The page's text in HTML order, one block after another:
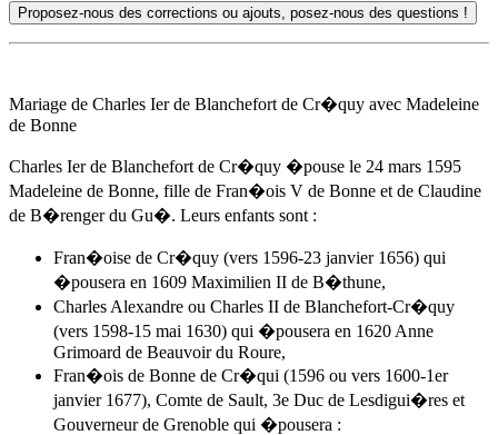
Mariage de Charles Ier de Blanchefort de Cr�quy avec Madeleine
de Bonne
Charles Ier de Blanchefort de Cr�quy �pouse le 24 mars 1595
Madeleine de Bonne, fille de Fran�ois V de Bonne et de Claudine
de B�renger du Gu�. Leurs enfants sont :
Fran�oise de Cr�quy (vers 1596-23 janvier 1656) qui
�pousera en 1609 Maximilien II de B�thune,
Charles Alexandre ou Charles II de Blanchefort-Cr�quy
(vers 1598-15 mai 1630) qui �pousera en 1620 Anne
Grimoard de Beauvoir du Roure,
Fran�ois de Bonne de Cr�qui (1596 ou vers 1600-1er
janvier 1677), Comte de Sault, 3e Duc de Lesdigui�res et
Gouverneur de Grenoble qui �pousera :